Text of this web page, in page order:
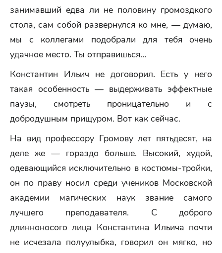
занимавший едва ли не половину громоздкого
стола, сам собой развернулся ко мне, — думаю,
мы с коллегами подобрали для тебя очень
удачное место. Ты отправишься…
Константин Ильич не договорил. Есть у него
такая особенность — выдерживать эффектные
паузы, смотреть проницательно и с
добродушным прищуром. Вот как сейчас.
На вид профессору Громову лет пятьдесят, на
деле же — гораздо больше. Высокий, худой,
одевающийся исключительно в костюмы-тройки,
он по праву носил среди учеников Московской
академии магических наук звание самого
лучшего преподавателя. С доброго
длинноносого лица Константина Ильича почти
не исчезала полуулыбка, говорил он мягко, но